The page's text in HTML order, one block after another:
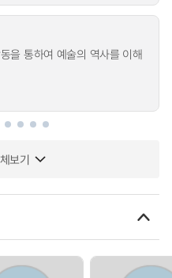
을 통하여 예술의 역사를 이해
보기